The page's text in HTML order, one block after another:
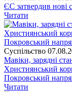
ЄС затвердив нові
Читати
Суспiльство
Мавіки, зарядні
Християнський
Покровський
Читати